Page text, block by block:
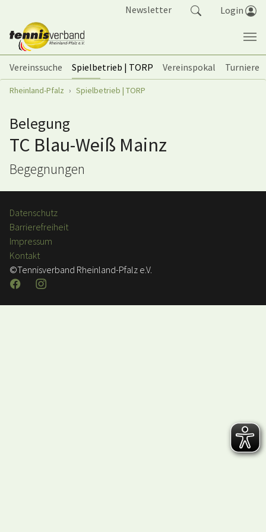
Newsletter Login
Vereinssuche Spielbetrieb | TORP Vereinspokal
Turniere
Sie sind hier:
Rheinland-Pfalz Spielbetrieb | TORP
Belegung
TC Blau-Weiß Mainz
Begegnungen
Datenschutz
Barrierefreiheit
Impressum
Kontakt
©Tennisverband Rheinland-Pfalz e.V.
FacebookInstagram